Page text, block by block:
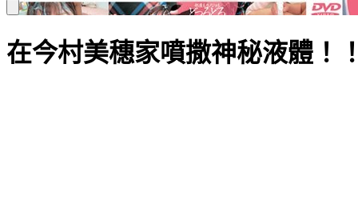
在今村美穗家噴撒神秘液體！